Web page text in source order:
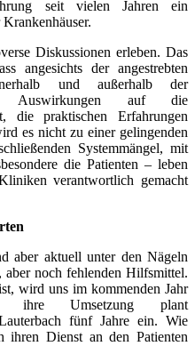
seit vielen Jahren ein
Diskussionen erleben. Das
angesichts der angestrebten
und außerhalb der
Auswirkungen auf die
die praktischen Erfahrungen
es nicht zu einer gelingenden
Systemmängel, mit
die Patienten – leben
verantwortlich gemacht
aber aktuell unter den Nägeln
aber noch fehlenden Hilfsmittel.
wird uns im kommenden Jahr
Umsetzung plant
fünf Jahre ein. Wie
Dienst an den Patienten